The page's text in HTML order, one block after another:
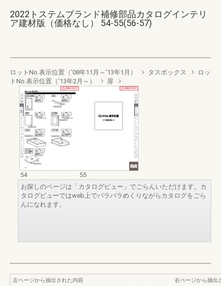
2022トステムブランド補修部品カタログインテリ
ア建材版（価格なし） 54-55(56-57)
ロットNo.表示位置（'08年11月～'13年1月） タスボックス
ロッ
トNo.表示位置（'13年2月～）
扉
54
55
お探しのページは「カタログビュー」でごらんいただけます。カ
タログビューではweb上でパラパラめくりながらカタログをごら
んになれます。
左ページから抽出された内容
右ページから抽出